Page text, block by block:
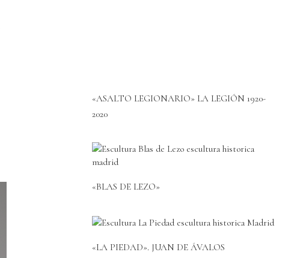
«ASALTO LEGIONARIO» LA LEGIÓN 1920-
2020
«BLAS DE LEZO»
«LA PIEDAD». JUAN DE ÁVALOS